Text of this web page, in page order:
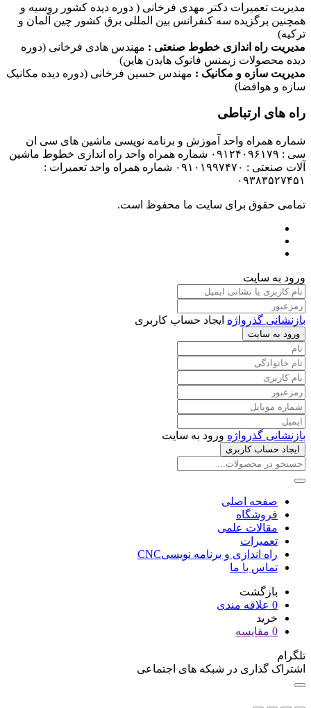
مدیریت تعمیرات دکتر مهدی فرخانی ( دوره دیده کشور روسیه و
همچنین برگزیده سه کنفرانس بین المللی برق کشور چین آلمان و
ترکیه)
مدیریت راه اندازی خطوط صنعتی : مهندس هادی فرخانی (دوره
دیده محصولات زیمنس فانوک هایدن هاین)
مدیریت سازه و مکانیک : مهندس حسین فرخانی (دوره دیده مکانیک
سازه و هوافضا)
راه های ارتباطی
شماره همراه واحد آموزش و برنامه نویسی ماشین های سی ان
سی : ۰۹۱۲۴۰۹۶۱۷۹ شماره همراه واحد راه اندازی خطوط ماشین
آلات صنعتی : ۰۹۱۰۱۹۹۷۴۷۰ شماره همراه واحد تعمیرات :
۰۹۳۸۳۵۲۷۴۵۱
تمامی حقوق برای سایت ما محفوظ است.
ورود به سایت
بازنشانی گذرواژه ایجاد حساب کاربری
ورود به سایت
بازنشانی گذرواژه ورود به سایت
ایجاد حساب کاربری
صفحه اصلی
فروشگاه
مقالات علمی
تعمیرات
راه اندازی و برنامه نویسیCNC
تماس با ما
بازگشت
0 علاقه مندی
خرید
0 مقایسه
تلگرام
اشتراک گذاری در شبکه های اجتماعی